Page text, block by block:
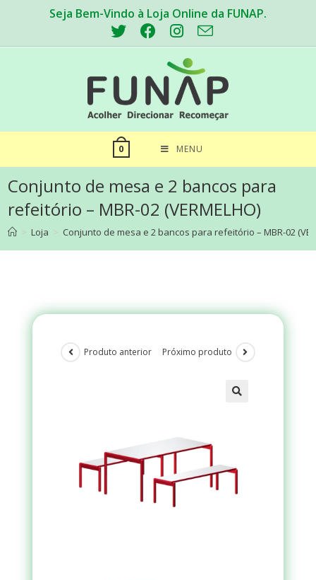
Seja Bem-Vindo à Loja Online da FUNAP.
0 MENU
Conjunto de mesa e 2 bancos para
refeitório – MBR-02 (VERMELHO)
> Loja > Conjunto de mesa e 2 bancos para refeitório – MBR-02
Produto anterior Próximo produto